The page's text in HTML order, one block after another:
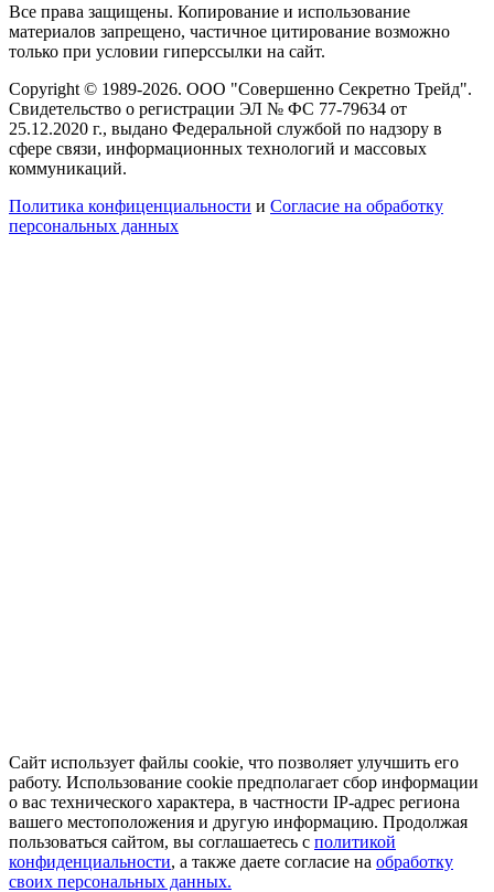
Все права защищены. Копирование и использование
материалов запрещено, частичное цитирование возможно
только при условии гиперссылки на сайт.
Copyright © 1989-2026. ООО "Совершенно Секретно Трейд".
Свидетельство о регистрации ЭЛ № ФС 77-79634 от
25.12.2020 г., выдано Федеральной службой по надзору в
сфере связи, информационных технологий и массовых
коммуникаций.
Политика конфиценциальности и Согласие на обработку
персональных данных
Сайт использует файлы cookie, что позволяет улучшить его
работу. Использование cookie предполагает сбор информации
о вас технического характера, в частности IP-адрес региона
вашего местоположения и другую информацию. Продолжая
пользоваться сайтом, вы соглашаетесь с политикой
конфиденциальности, а также даете согласие на обработку
своих персональных данных.